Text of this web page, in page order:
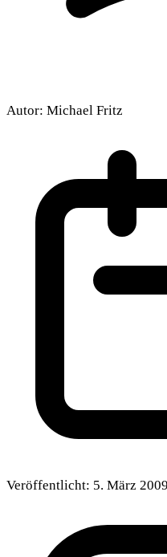
Autor: Michael Fritz
Veröffentlicht: 5. März 2009